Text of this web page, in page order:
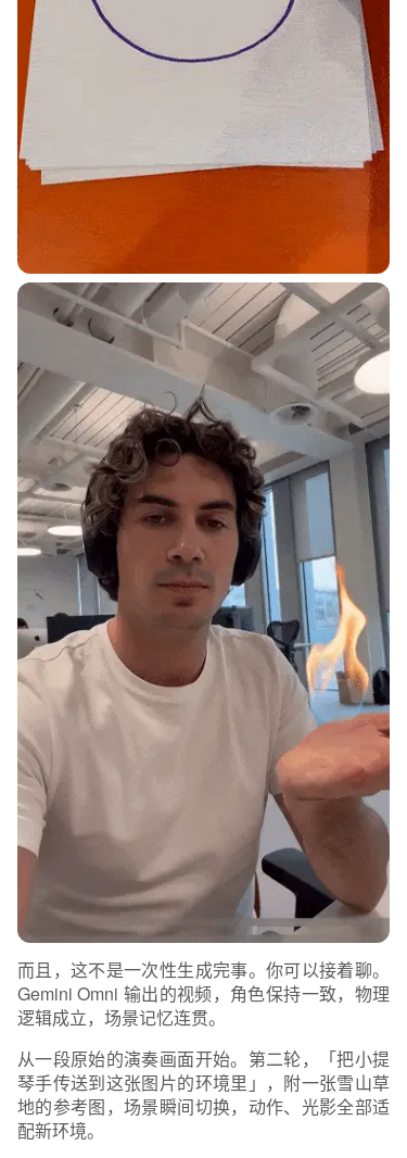
而且，这不是一次性生成完事。你可以接着聊。
Gemini Omni 输出的视频，角色保持一致，物理
逻辑成立，场景记忆连贯。
从一段原始的演奏画面开始。第二轮，「把小提
琴手传送到这张图片的环境里」，附一张雪山草
地的参考图，场景瞬间切换，动作、光影全部适
配新环境。